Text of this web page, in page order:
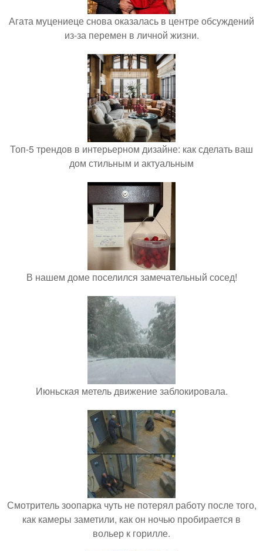
Агата муцениеце снова оказалась в центре обсуждений
из-за перемен в личной жизни.
Топ-5 трендов в интерьерном дизайне: как сделать ваш
дом стильным и актуальным
В нашем доме поселился замечательный сосед!
Июньская метель движение заблокировала.
Смотритель зоопарка чуть не потерял работу после того,
как камеры заметили, как он ночью пробирается в
вольер к горилле.